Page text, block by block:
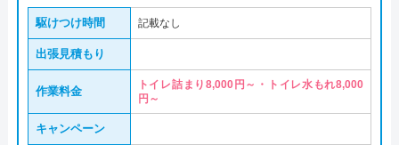
駆けつけ時間 記載なし
出張見積もり
作業料金
トイレ詰まり8,000円～・トイレ水もれ8,000
円～
キャンペーン